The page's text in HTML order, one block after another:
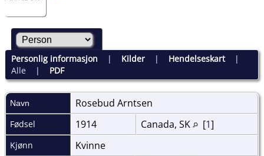
Personlig informasjon | Kilder| Hendelseskart|
Alle| PDF
Navn Rosebud Arntsen
Fødsel 1914 Canada, SK [1]
Kjønn Kvinne